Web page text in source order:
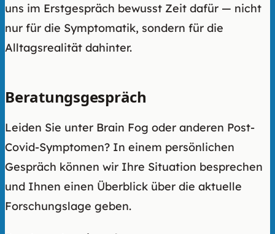
uns im Erstgespräch bewusst Zeit dafür — nicht
nur für die Symptomatik, sondern für die
Alltagsrealität dahinter.
Beratungsgespräch
Leiden Sie unter Brain Fog oder anderen Post-
Covid-Symptomen? In einem persönlichen
Gespräch können wir Ihre Situation besprechen
und Ihnen einen Überblick über die aktuelle
Forschungslage geben.